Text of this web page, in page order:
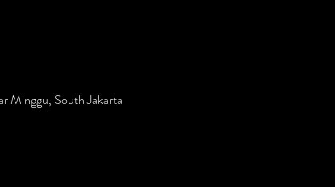
Minggu, South Jakarta